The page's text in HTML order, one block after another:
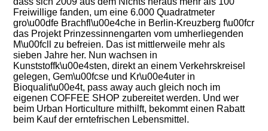
Freiwillige fanden, um eine 6.000 Quadratmeter
gro\u00dfe Brachfl\u00e4che in Berlin-Kreuzberg f\u00fcr
das Projekt Prinzessinnengarten vom umherliegenden
M\u00fcll zu befreien. Das ist mittlerweile mehr als
sieben Jahre her. Nun wachsen in
Kunststoffk\u00e4sten, direkt an einem Verkehrskreisel
gelegen, Gem\u00fcse und Kr\u00e4uter in
Bioqualit\u00e4t, pass away auch gleich noch im
eigenen COFFEE SHOP zubereitet werden. Und wer
beim Urban Horticulture mithilft, bekommt einen Rabatt
beim Kauf der erntefrischen Lebensmittel.